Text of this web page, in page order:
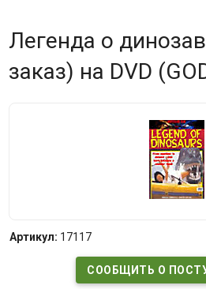
Легенда о
заказ) на DVD
Артикул: 17117
СООБЩИТЬ О